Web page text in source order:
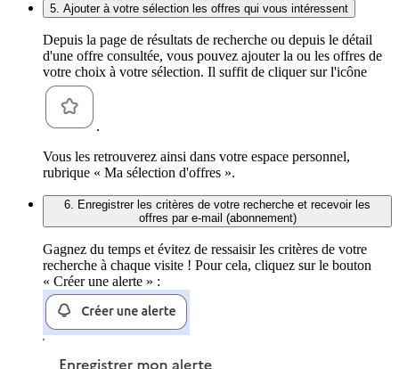
5. Ajouter à votre sélection les offres qui vous intéressent
Depuis la page de résultats de recherche ou depuis le détail
d'une offre consultée, vous pouvez ajouter la ou les offres de
votre choix à votre sélection. Il suffit de cliquer sur l'icône
.
Vous les retrouverez ainsi dans votre espace personnel,
rubrique « Ma sélection d'offres ».
6. Enregistrer les critères de votre recherche et recevoir les
offres par e-mail (abonnement)
Gagnez du temps et évitez de ressaisir les critères de votre
recherche à chaque visite ! Pour cela, cliquez sur le bouton
« Créer une alerte » :